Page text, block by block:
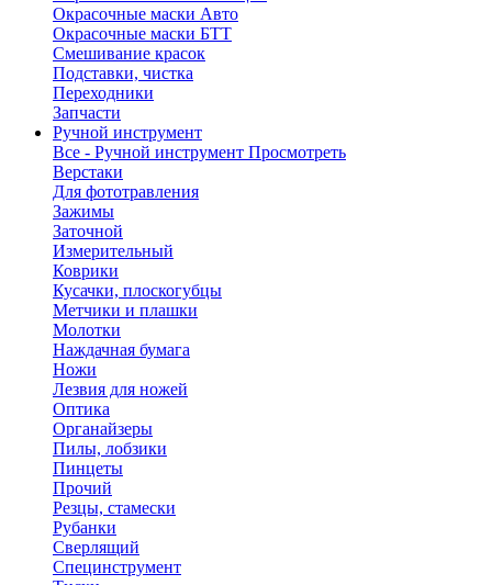
Окрасочные маски Авто
Окрасочные маски БТТ
Смешивание красок
Подставки, чистка
Переходники
Запчасти
Ручной инструмент
Все - Ручной инструмент Просмотреть
Верстаки
Для фототравления
Зажимы
Заточной
Измерительный
Коврики
Кусачки, плоскогубцы
Метчики и плашки
Молотки
Наждачная бумага
Ножи
Лезвия для ножей
Оптика
Органайзеры
Пилы, лобзики
Пинцеты
Прочий
Резцы, стамески
Рубанки
Сверлящий
Специнструмент